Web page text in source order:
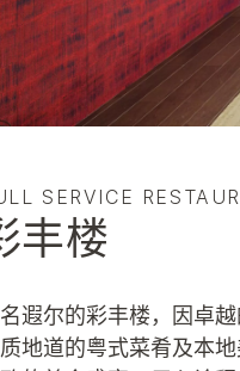
SERVICE
丰楼
遐尔的彩丰楼，因卓
地道的粤式菜肴及本